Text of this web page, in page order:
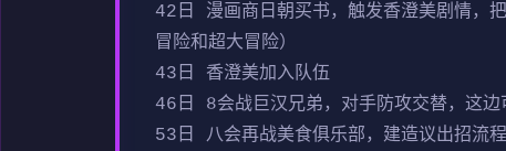
42日 漫画商日朝买书，触发香澄美剧情，
冒险和超大冒险）
43日 香澄美加入队伍
46日 8会战巨汉兄弟，对手防攻交替，这边
53日 八会再战美食俱乐部，建造议出招流